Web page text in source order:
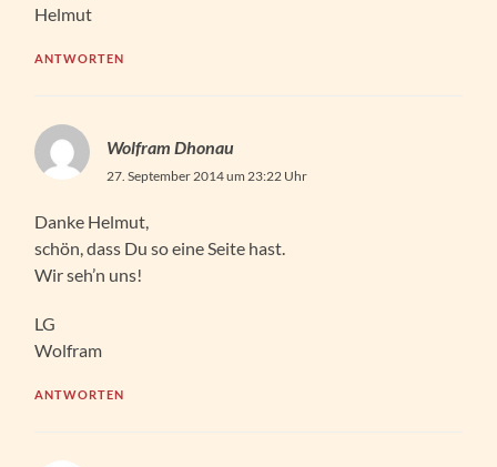
Helmut
ANTWORTEN
Wolfram Dhonau
27. September 2014 um 23:22 Uhr
Danke Helmut,
schön, dass Du so eine Seite hast.
Wir seh’n uns!
LG
Wolfram
ANTWORTEN